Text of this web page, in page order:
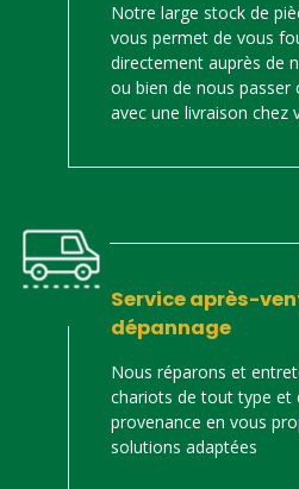
Notre large stock de
vous permet de vous
directement auprès de
ou bien de nous passer
avec une livraison chez
Service après-
dépannage
Nous réparons et
chariots de tout type et
provenance en vous
solutions adaptées